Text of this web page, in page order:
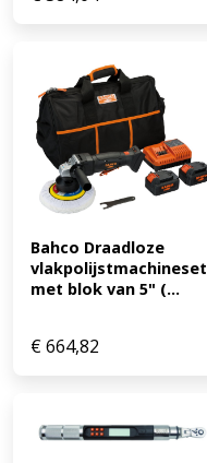
Bahco Draadloze
vlakpolijstmachineset
met blok van 5" (...
€664,82